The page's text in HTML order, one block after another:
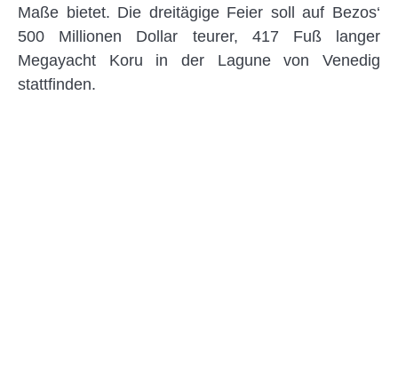
Maße bietet. Die dreitägige Feier soll auf Bezos‘
500 Millionen Dollar teurer, 417 Fuß langer
Megayacht Koru in der Lagune von Venedig
stattfinden.